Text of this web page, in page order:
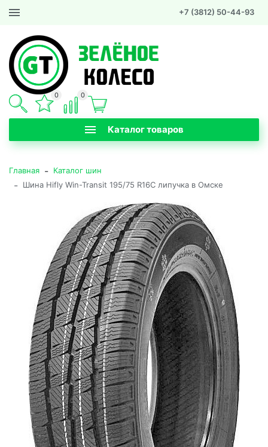
+7 (3812) 50-44-93
Каталог товаров
0 0
Главная - Каталог шин
- Шина Hifly Win-Transit 195/75 R16C липучка в Омске